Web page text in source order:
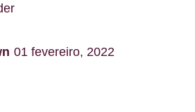
01 fevereiro, 2022